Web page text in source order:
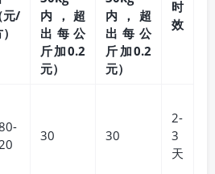
元/
内，超
出每公
斤加0.2
元）
内，超
出每公
斤加0.2
元）
时
效
30 30
2-
3
天